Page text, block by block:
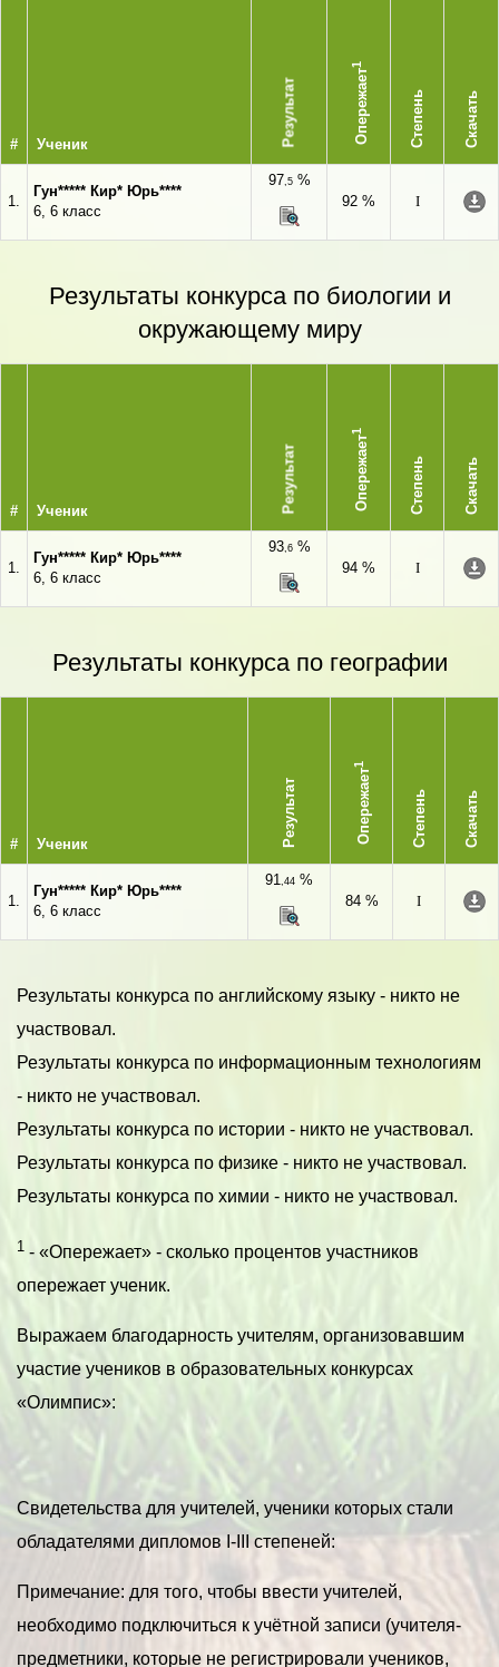
# Ученик Результат Опережает
1
Степень Скачать
1.
Гун***** Кир* Юрь****
6, 6 класс
97,5%
92 %
I
Результаты конкурса по биологии и
окружающему миру
# Ученик Результат Опережает
1
Степень Скачать
1.
Гун***** Кир* Юрь****
6, 6 класс
93,6%
94 %
I
Результаты конкурса по географии
# Ученик Результат Опережает
1
Степень Скачать
1.
Гун***** Кир* Юрь****
6, 6 класс
91,44 %
84 %
I
Результаты конкурса по английскому языку - никто не
участвовал.
Результаты конкурса по информационным технологиям
- никто не участвовал.
Результаты конкурса по истории - никто не участвовал.
Результаты конкурса по физике - никто не участвовал.
Результаты конкурса по химии - никто не участвовал.
1 - «Опережает» - сколько процентов участников
опережает ученик.
Выражаем благодарность учителям, организовавшим
участие учеников в образовательных конкурсах
«Олимпис»:
Свидетельства для учителей, ученики которых стали
обладателями дипломов I-III степеней:
Примечание: для того, чтобы ввести учителей,
необходимо подключиться к учётной записи (учителя-
предметники, которые не регистрировали учеников,